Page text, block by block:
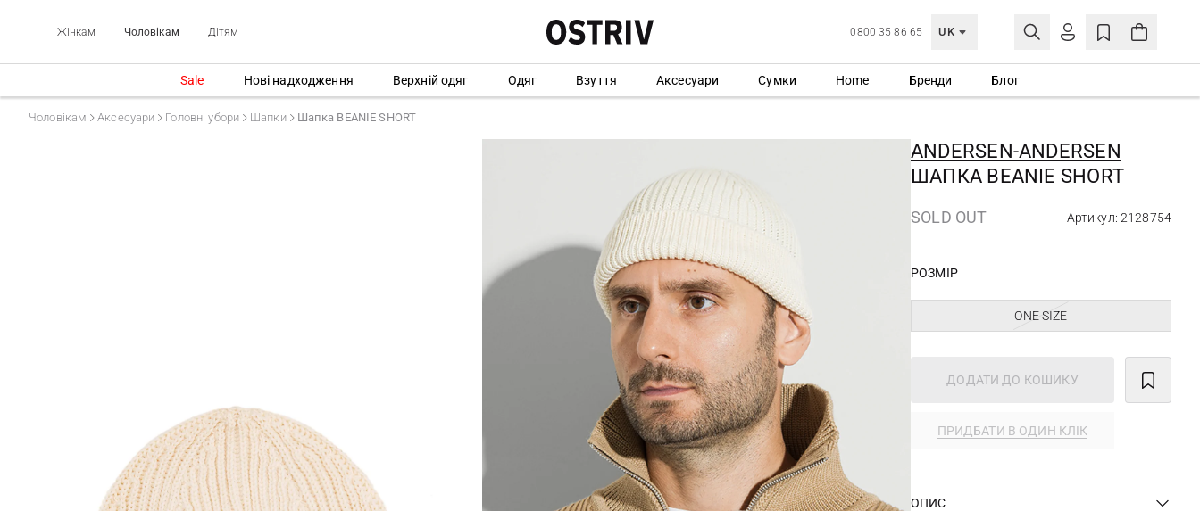
Жінкам Чоловікам Дітям 0800 35 86 65 UK
МОЯ ОБЛІКІВКА
Ще не зареєстровані?
СТВОРИТИ ОБЛІКІВКУ
Sale Нові надходження Верхній одяг Одяг Взуття Аксесуари Сумки Home Бренди Блог
Чоловікам Аксесуари Головні убори Шапки Шапка BEANIE SHORT
ANDERSEN-ANDERSEN
ШАПКА BEANIE SHORT
SOLD OUT Артикул: 2128754
РОЗМІР
ONE SIZE
ДОДАТИ ДО КОШИКУ
ПРИДБАТИ В ОДИН КЛІК
ОПИС